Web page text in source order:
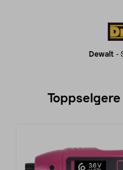
Dewalt -